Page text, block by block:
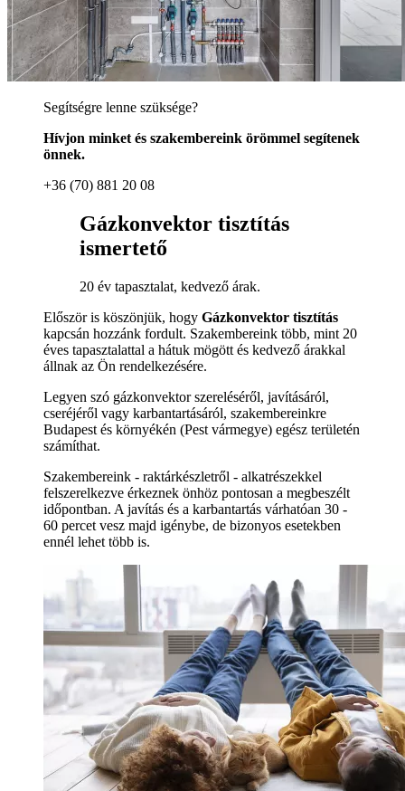
Segítségre lenne szüksége?
Hívjon minket és szakembereink örömmel segítenek
önnek.
+36 (70) 881 20 08
Gázkonvektor tisztítás
ismertető
20 év tapasztalat, kedvező árak.
Először is köszönjük, hogy Gázkonvektor tisztítás
kapcsán hozzánk fordult. Szakembereink több, mint 20
éves tapasztalattal a hátuk mögött és kedvező árakkal
állnak az Ön rendelkezésére.
Legyen szó gázkonvektor szereléséről, javításáról,
cseréjéről vagy karbantartásáról, szakembereinkre
Budapest és környékén (Pest vármegye) egész területén
számíthat.
Szakembereink - raktárkészletről - alkatrészekkel
felszerelkezve érkeznek önhöz pontosan a megbeszélt
időpontban. A javítás és a karbantartás várhatóan 30 -
60 percet vesz majd igénybe, de bizonyos esetekben
ennél lehet több is.